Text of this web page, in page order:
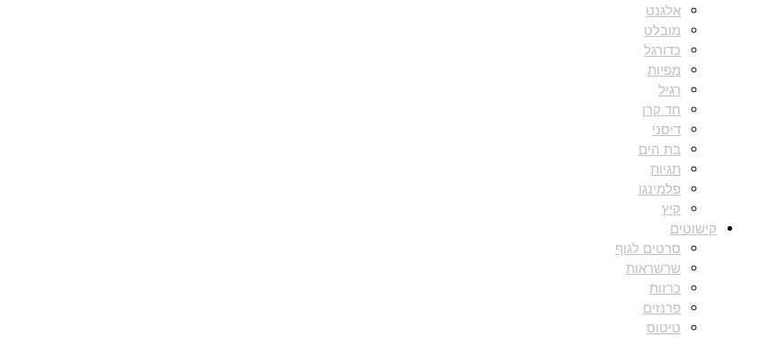
אלגנט
מובלט
כדורגל
מפיות
רגיל
חד קרן
דיסני
בת הים
תגיות
פלמינגו
קיץ
קישוטים
סרטים לגוף
שרשראות
כרזות
פרנזים
טיטוס